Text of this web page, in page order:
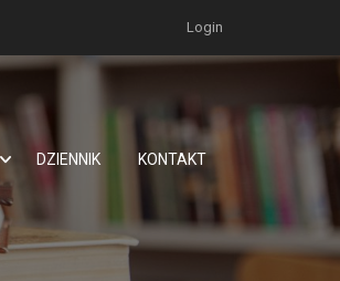
Login
DZIENNIK KONTAKT